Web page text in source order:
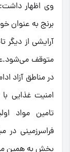
وى اظهار
برنج به عنوان
آرایشی از دیگر
متوقف
در مناطق آزاد
امنیت غذایی
تامین مواد
فراسرزمینی در
بخش به همین